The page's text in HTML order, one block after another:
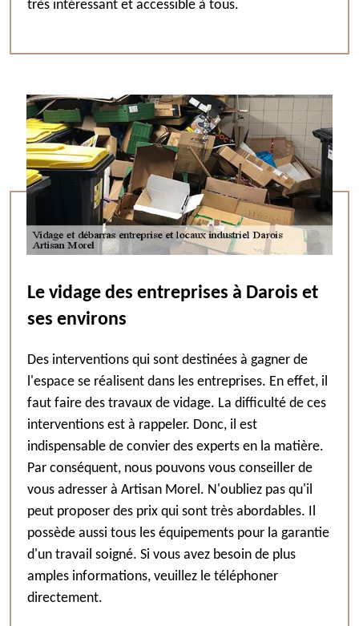
très intéressant et accessible à tous.
Le vidage des entreprises à Darois et
ses environs
Des interventions qui sont destinées à gagner de
l'espace se réalisent dans les entreprises. En effet, il
faut faire des travaux de vidage. La difficulté de ces
interventions est à rappeler. Donc, il est
indispensable de convier des experts en la matière.
Par conséquent, nous pouvons vous conseiller de
vous adresser à Artisan Morel. N'oubliez pas qu'il
peut proposer des prix qui sont très abordables. Il
possède aussi tous les équipements pour la garantie
d'un travail soigné. Si vous avez besoin de plus
amples informations, veuillez le téléphoner
directement.